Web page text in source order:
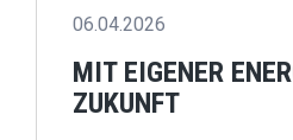
06.04.2026
MIT EIGENER
ZUKUNFT